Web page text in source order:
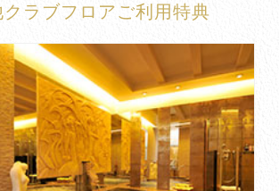
クラブフロアご利用特典